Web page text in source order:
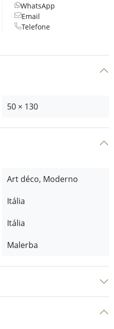
WhatsApp
Email
Telefone
50 × 130
Art déco, Moderno
Itália
Itália
Malerba